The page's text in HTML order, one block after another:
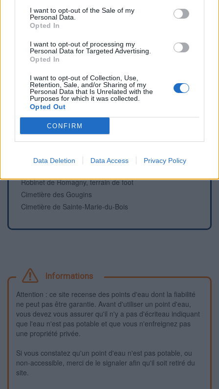
I want to opt-out of the Sale of my
Personal Data.
Opted In
I want to opt-out of processing my
Personal Data for Targeted Advertising.
Opted In
I want to opt-out of Collection, Use,
Retention, Sale, and/or Sharing of my
Personal Data that Is Unrelated with the
Purposes for which it was collected.
Opted Out
CONFIRM
Data Deletion Data Access Privacy Policy
WC du Port Dielette
WC de Romagny, mairie
WC de Saint-Vaast-la-Hougue
WC de Siouville-Hague
WC de Valognes
Fontaines et cimetières
Cimetière de Marcey-les-Grèves
Robinet de Romagny, terrain de foot
Cimetière des Gougins
Cimetière de Sainte-Marie-du-Bois
Informations
Attention : ce site recense des points d'eau dont la fiabilité
ne peut pas être garantie. Avant d'utiliser un point d'eau,
vous devez vous assurer qu'il n'y a pas d'écriteau indiquant
que l'eau n'est pas potable et que vous n'enfreignez pas
une propriété privée.
Si vous constatez qu'un point d'eau n'est pas potable, ou
non-accessible, merci de le signaler afin qu'il soit retiré du
site.